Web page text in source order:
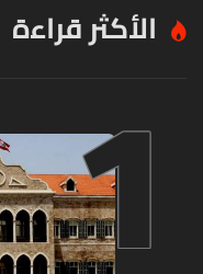
الأكثر قراءة
1